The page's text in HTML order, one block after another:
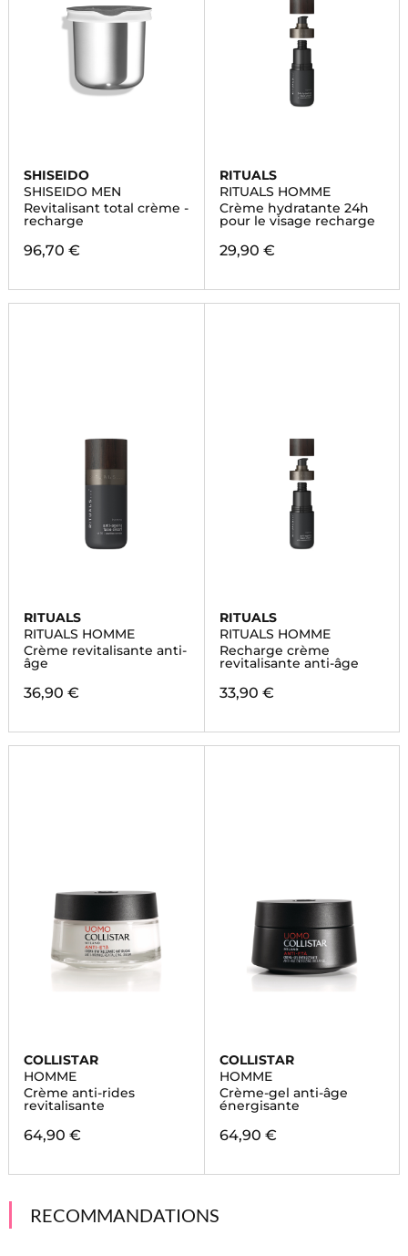
SHISEIDO
SHISEIDO MEN
Revitalisant total crème -
recharge
96,70 €
RITUALS
RITUALS HOMME
Crème hydratante 24h
pour le visage recharge
29,90 €
RITUALS
RITUALS HOMME
Crème revitalisante anti-
âge
36,90 €
RITUALS
RITUALS HOMME
Recharge crème
revitalisante anti-âge
33,90 €
COLLISTAR
HOMME
Crème anti-rides
revitalisante
64,90 €
COLLISTAR
HOMME
Crème-gel anti-âge
énergisante
64,90 €
RECOMMANDATIONS